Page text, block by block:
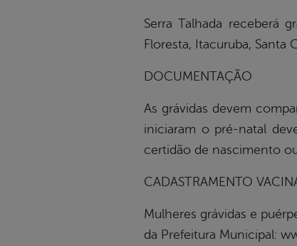
Serra Talhada receberá
Floresta, Itacuruba, Santa
DOCUMENTAÇÃO
As grávidas devem
iniciaram o pré-natal
certidão de nascimento
CADASTRAMENTO
Mulheres grávidas e
da Prefeitura Municipal: